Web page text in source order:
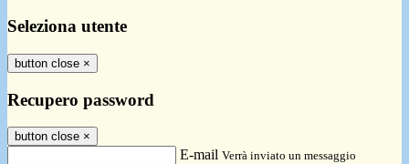
Seleziona utente
button close ×
Recupero password
button close ×
E-mail Verrà inviato un messaggio